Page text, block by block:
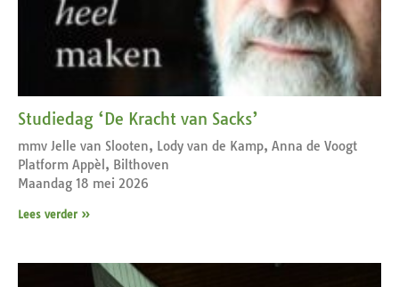
Studiedag ‘De Kracht van Sacks’
mmv Jelle van Slooten, Lody van de Kamp, Anna de Voogt
Platform Appèl, Bilthoven
Maandag 18 mei 2026
Lees verder »